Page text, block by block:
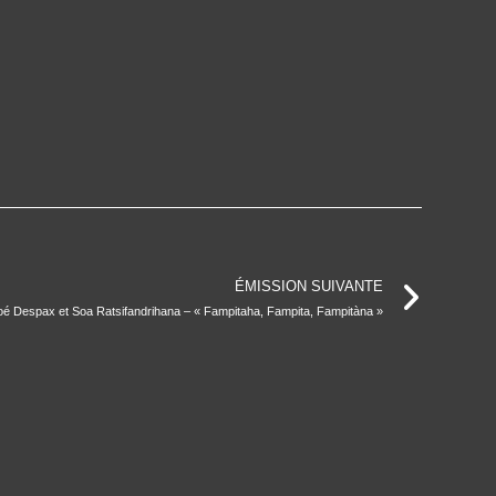
ÉMISSION SUIVANTE
Despax et Soa Ratsifandrihana – « Fampitaha, Fampita, Fampitàna »